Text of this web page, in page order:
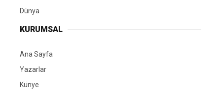
Dünya
KURUMSAL
Ana Sayfa
Yazarlar
Künye